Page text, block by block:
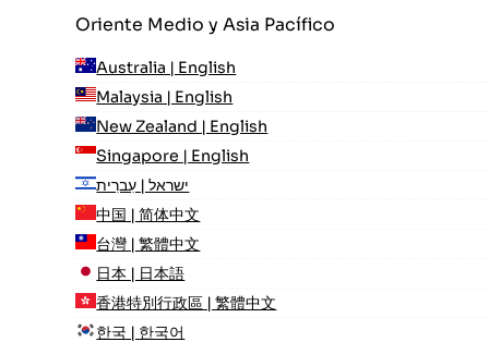
Oriente Medio y Asia Pacífico
Australia | English
Malaysia | English
New Zealand | English
Singapore | English
ישראל | עִברִית
中国 | 简体中文
台灣 | 繁體中文
日本 | 日本語
香港特別行政區 | 繁體中文
한국 | 한국어